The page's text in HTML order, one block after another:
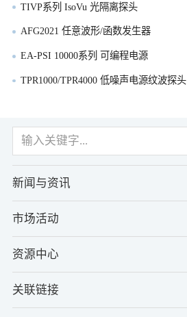
TIVP系列 IsoVu 光隔离探头
AFG2021 任意波形/函数发生器
EA-PSI 10000系列 可编程电源
TPR1000/TPR4000 低噪声电源纹波探头
新闻与资讯
市场活动
资源中心
关联链接